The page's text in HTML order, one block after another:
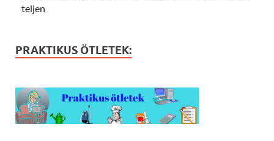
teljen
PRAKTIKUS ÖTLETEK: